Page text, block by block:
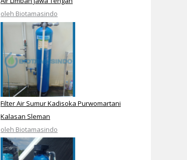
oleh Biotamasindo
Filter Air Sumur Kadisoka Purwomartani
Kalasan Sleman
oleh Biotamasindo